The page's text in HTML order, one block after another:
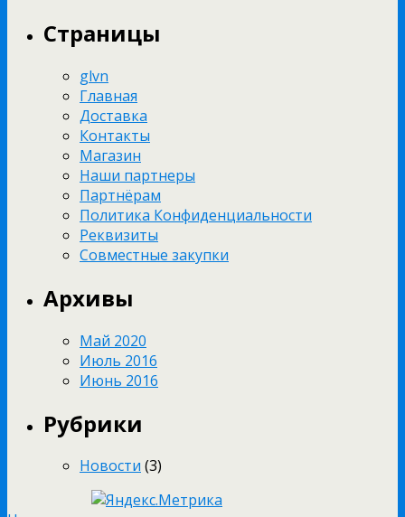
Страницы
glvn
Главная
Доставка
Контакты
Магазин
Наши партнеры
Партнёрам
Политика Конфиденциальности
Реквизиты
Совместные закупки
Архивы
Май 2020
Июль 2016
Июнь 2016
Рубрики
Новости (3)